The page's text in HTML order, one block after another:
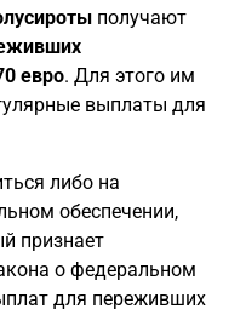
получают
евро. Для этого им
выплаты для
либо на
обеспечении,
признает
о федеральном
для переживших